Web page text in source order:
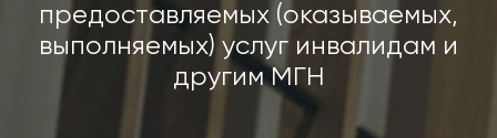
предоставляемых (оказываемых,
выполняемых) услуг инвалидам и
другим МГН